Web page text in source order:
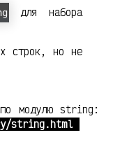
для набора
строк, но не
по модулю string:
string.html